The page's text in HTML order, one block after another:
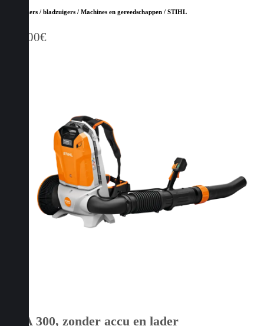
Bladblazers / bladzuigers / Machines en gereedschappen / STIHL
109,00€
BGA 300, zonder accu en lader